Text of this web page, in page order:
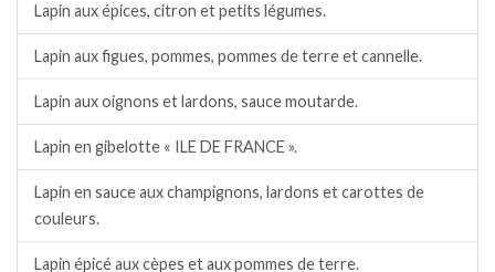
Lapin aux épices, citron et petits légumes.
Lapin aux figues, pommes, pommes de terre et cannelle.
Lapin aux oignons et lardons, sauce moutarde.
Lapin en gibelotte « ILE DE FRANCE ».
Lapin en sauce aux champignons, lardons et carottes de
couleurs.
Lapin épicé aux cèpes et aux pommes de terre.